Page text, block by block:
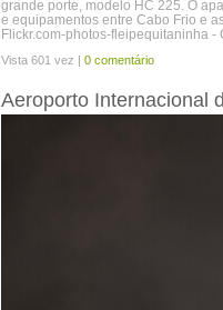
grande porte, modelo HC 225. O
e equipamentos entre Cabo Frio e
Flickr.com-photos-fleipequitaninha
Vista 601 vez | 0 comentário
Aeroporto Internacional